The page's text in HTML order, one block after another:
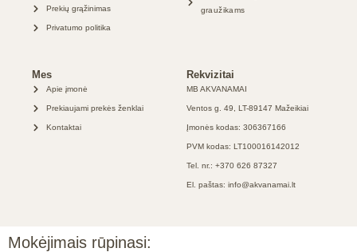
Prekių grąžinimas
Privatumo politika
graužikams
Mes
Apie įmonė
Prekiaujami prekės ženklai
Kontaktai
Rekvizitai
MB AKVANAMAI
Ventos g. 49, LT-89147 Mažeikiai
Įmonės kodas: 306367166
PVM kodas: LT100016142012
Tel. nr.: +370 626 87327
El. paštas: info@akvanamai.lt
Mokėjimais rūpinasi: